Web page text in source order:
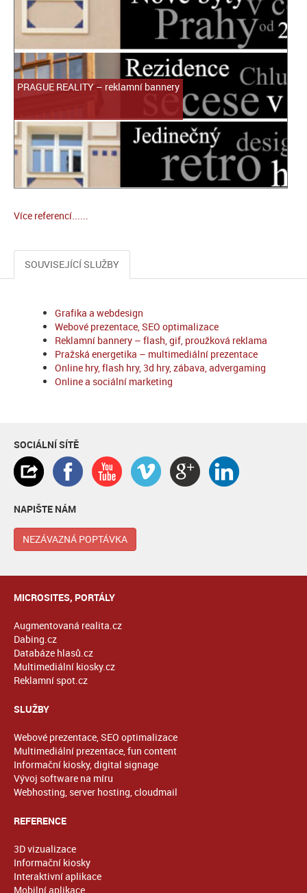
PRAGUE REALITY – reklamní bannery
Více referencí......
SOUVISEJÍCÍ SLUŽBY
Grafika a webdesign
Webové prezentace, SEO optimalizace
Reklamní bannery – flash, gif, proužková reklama
Pražská energetika – multimediální prezentace
Online hry, flash hry, 3d hry, zábava, advergaming
Online a sociální marketing
SOCIÁLNÍ SÍTĚ
NAPIŠTE NÁM
NEZÁVAZNÁ POPTÁVKA
MICROSITES, PORTÁLY
Augmentovaná realita.cz
Dabing.cz
Databáze hlasů.cz
Multimediální kiosky.cz
Reklamní spot.cz
SLUŽBY
Webové prezentace, SEO optimalizace
Multimediální prezentace, fun content
Informační kiosky, digital signage
Vývoj software na míru
Webhosting, server hosting, cloudmail
REFERENCE
3D vizualizace
Informační kiosky
Interaktivní aplikace
Mobilní aplikace